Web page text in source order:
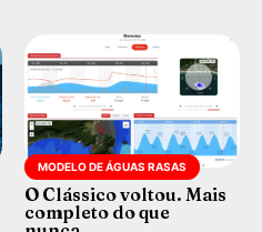
MODELO DE ÁGUAS RASAS
O Clássico voltou. Mais
completo do que